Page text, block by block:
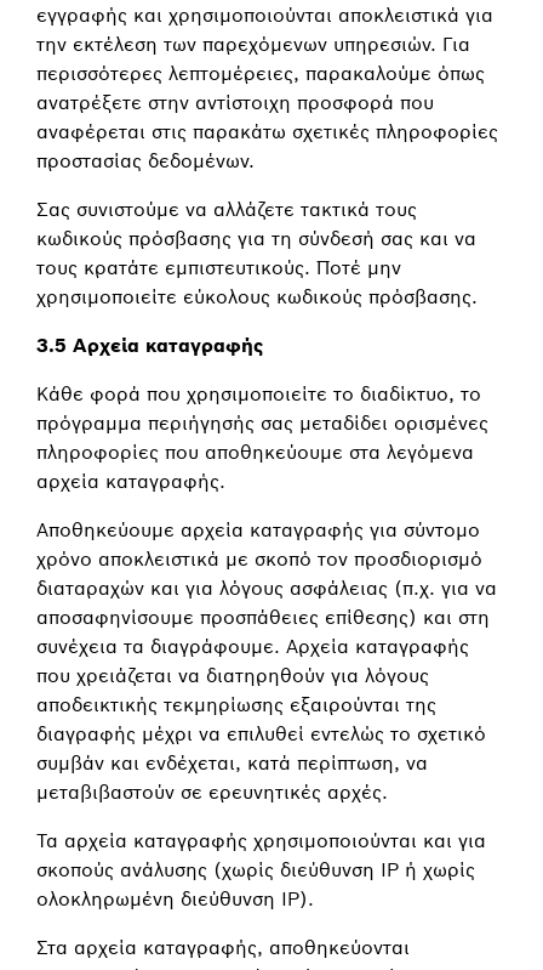
εγγραφής και χρησιμοποιούνται αποκλειστικά για
την εκτέλεση των παρεχόμενων υπηρεσιών. Για
περισσότερες λεπτομέρειες, παρακαλούμε όπως
ανατρέξετε στην αντίστοιχη προσφορά που
αναφέρεται στις παρακάτω σχετικές πληροφορίες
προστασίας δεδομένων.
Σας συνιστούμε να αλλάζετε τακτικά τους
κωδικούς πρόσβασης για τη σύνδεσή σας και να
τους κρατάτε εμπιστευτικούς. Ποτέ μην
χρησιμοποιείτε εύκολους κωδικούς πρόσβασης.
3.5 Αρχεία καταγραφής
Κάθε φορά που χρησιμοποιείτε το διαδίκτυο, το
πρόγραμμα περιήγησής σας μεταδίδει ορισμένες
πληροφορίες που αποθηκεύουμε στα λεγόμενα
αρχεία καταγραφής.
Αποθηκεύουμε αρχεία καταγραφής για σύντομο
χρόνο αποκλειστικά με σκοπό τον προσδιορισμό
διαταραχών και για λόγους ασφάλειας (π.χ. για να
αποσαφηνίσουμε προσπάθειες επίθεσης) και στη
συνέχεια τα διαγράφουμε. Αρχεία καταγραφής
που χρειάζεται να διατηρηθούν για λόγους
αποδεικτικής τεκμηρίωσης εξαιρούνται της
διαγραφής μέχρι να επιλυθεί εντελώς το σχετικό
συμβάν και ενδέχεται, κατά περίπτωση, να
μεταβιβαστούν σε ερευνητικές αρχές.
Τα αρχεία καταγραφής χρησιμοποιούνται και για
σκοπούς ανάλυσης (χωρίς διεύθυνση IP ή χωρίς
ολοκληρωμένη διεύθυνση IP).
Στα αρχεία καταγραφής, αποθηκεύονται